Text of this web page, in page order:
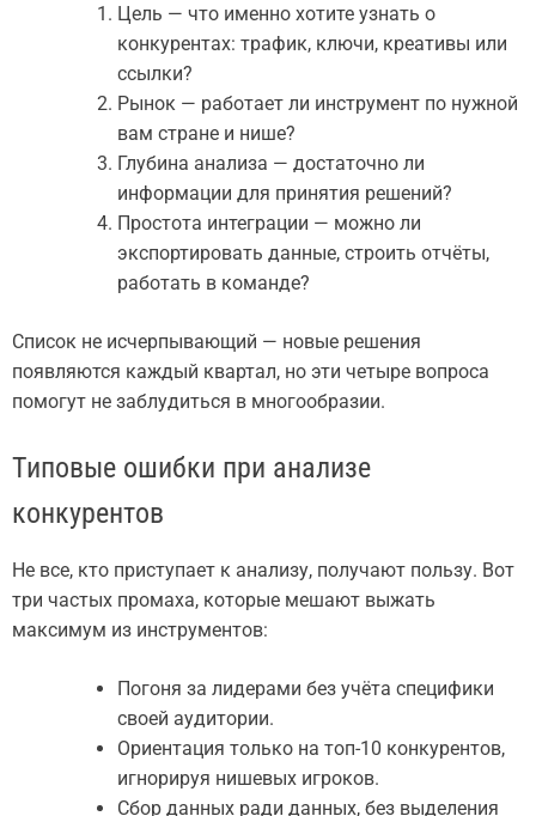
Цель — что именно хотите узнать о
конкурентах: трафик, ключи, креативы или
ссылки?
Рынок — работает ли инструмент по нужной
вам стране и нише?
Глубина анализа — достаточно ли
информации для принятия решений?
Простота интеграции — можно ли
экспортировать данные, строить отчёты,
работать в команде?
Список не исчерпывающий — новые решения
появляются каждый квартал, но эти четыре вопроса
помогут не заблудиться в многообразии.
Типовые ошибки при анализе
конкурентов
Не все, кто приступает к анализу, получают пользу. Вот
три частых промаха, которые мешают выжать
максимум из инструментов:
Погоня за лидерами без учёта специфики
своей аудитории.
Ориентация только на топ-10 конкурентов,
игнорируя нишевых игроков.
Сбор данных ради данных, без выделения